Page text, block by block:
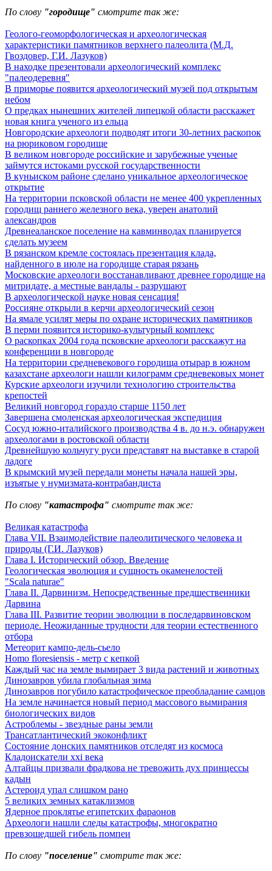
По слову "городище" смотрите так же:
Геолого-геоморфологическая и археологическая
характеристики памятников верхнего палеолита (М.Д.
Гвоздовер, Г.И. Лазуков)
В находке презентовали археологический комплекс
"палеодеревня"
В приморье появится археологический музей под открытым
небом
О предках нынешних жителей липецкой области расскажет
новая книга ученого из ельца
Новгородские археологи подводят итоги 30-летних раскопок
на рюриковом городище
В великом новгороде российские и зарубежные ученые
займутся истоками русской государственности
В куньиском районе сделано уникальное археологическое
открытие
На территории псковской области не менее 400 укрепленных
городищ раннего железного века, уверен анатолий
александров
Древнеаланское поселение на кавминводах планируется
сделать музеем
В рязанском кремле состоялась презентация клада,
найденного в июле на городище старая рязань
Московские археологи восстанавливают древнее городище на
митридате, а местные вандалы - разрушают
В археологической науке новая сенсация!
Россияне открыли в керчи археологический сезон
На ямале усилят меры по охране исторических памятников
В перми появится историко-культурный комплекс
О раскопках 2004 года псковские археологи расскажут на
конференции в новгороде
На территории средневекового городища отырар в южном
казахстане археологи нашли килограмм средневековых монет
Курские археологи изучили технологию строительства
крепостей
Великий новгород гораздо старше 1150 лет
Завершена смоленская археологическая экспедиция
Сосуд южно-италийского производства 4 в. до н.э. обнаружен
археологами в ростовской области
Древнейшую кольчугу руси представят на выставке в старой
ладоге
В крымский музей передали монеты начала нашей эры,
изъятые у нумизмата-контрабандиста
По слову "катастрофа" смотрите так же:
Великая катастрофа
Глава VII. Взаимодействие палеолитического человека и
природы (Г.И. Лазуков)
Глава I. Исторический обзор. Введение
Геологическая эволюция и сущность окаменелостей
"Scala naturae"
Глава II. Дарвинизм. Непосредственные предшественники
Дарвина
Глава III. Развитие теории эволюции в последарвиновском
периоде. Неожиданные трудности для теории естественного
отбора
Метеорит кампо-дель-сьело
Homo floresiensis - метр с кепкой
Каждый час на земле вымирает 3 вида растений и животных
Динозавров убила глобальная зима
Динозавров погубило катастрофическое преобладание самцов
На земле начинается новый период массового вымирания
биологических видов
Астроблемы - звездные раны земли
Трансатлантический экоконфликт
Состояние донских памятников отследят из космоса
Кладоискатели xxi века
Алтайцы призвали фрадкова не тревожить дух принцессы
кадын
Астероид упал слишком рано
5 великих земных катаклизмов
Ядерное проклятье египетских фараонов
Археологи нашли следы катастрофы, многократно
превзошедшей гибель помпеи
По слову "поселение" смотрите так же: